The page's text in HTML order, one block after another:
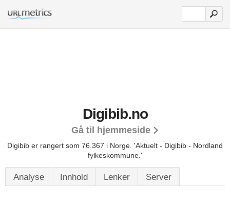
Digibib.no
Gå til hjemmeside
Digibib er rangert som 76.367 i Norge. 'Aktuelt - Digibib - Nordland
fylkeskommune.'
Analyse Innhold Lenker Server